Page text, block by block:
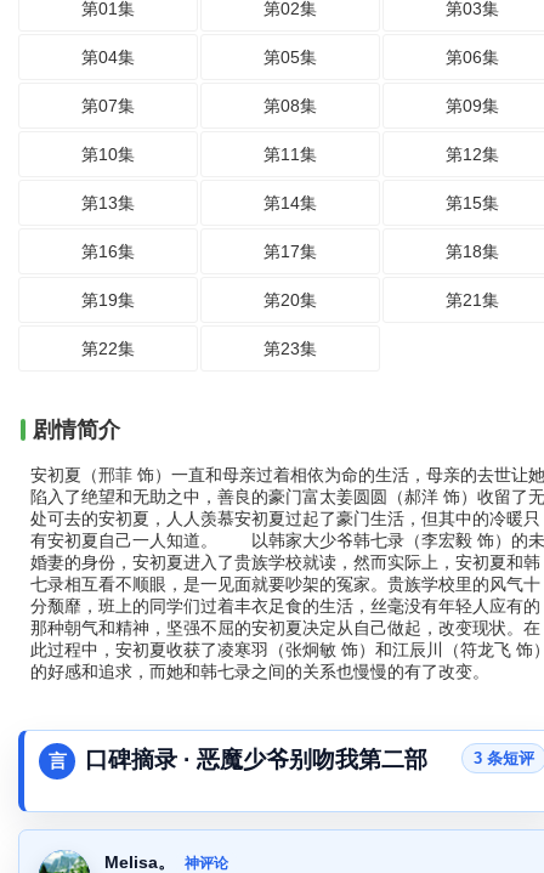
第01集 第02集 第03集
第04集 第05集 第06集
第07集 第08集 第09集
第10集 第11集 第12集
第13集 第14集 第15集
第16集 第17集 第18集
第19集 第20集 第21集
第22集 第23集
剧情简介
安初夏（邢菲 饰）一直和母亲过着相依为命的生活，母亲的去世让她
陷入了绝望和无助之中，善良的豪门富太姜圆圆（郝洋 饰）收留了无
处可去的安初夏，人人羡慕安初夏过起了豪门生活，但其中的冷暖只
有安初夏自己一人知道。 以韩家大少爷韩七录（李宏毅 饰）的未
婚妻的身份，安初夏进入了贵族学校就读，然而实际上，安初夏和韩
七录相互看不顺眼，是一见面就要吵架的冤家。贵族学校里的风气十
分颓靡，班上的同学们过着丰衣足食的生活，丝毫没有年轻人应有的
那种朝气和精神，坚强不屈的安初夏决定从自己做起，改变现状。在
此过程中，安初夏收获了凌寒羽（张炯敏 饰）和江辰川（符龙飞 饰
的好感和追求，而她和韩七录之间的关系也慢慢的有了改变。
言 口碑摘录 · 恶魔少爷别吻我第二部 3 条短评
Melisa。
神评论